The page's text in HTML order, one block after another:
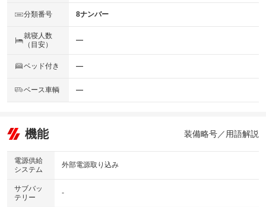
分類番号 8ナンバー
就寝人数
（目安）
―
ベッド付き ―
ベース車輌 ―
機能 装備略号／用語解説
電源供給
システム
外部電源取り込み
サブバッ
テリー
-